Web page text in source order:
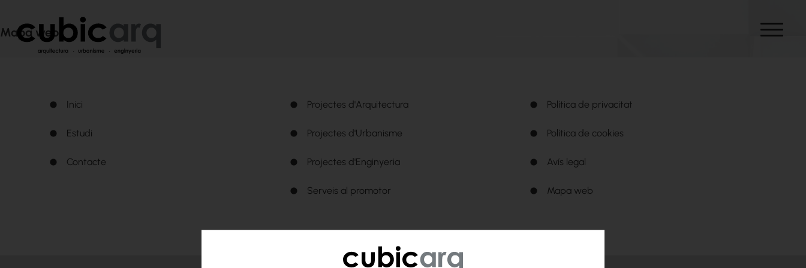
f
f
Mapa web
Inici
Estudi
Contacte
Projectes d'Arquitectura
Projectes d'Urbanisme
Projectes d'Enginyeria
Serveis al promotor
Política de privacitat
Política de cookies
Avís legal
Mapa web